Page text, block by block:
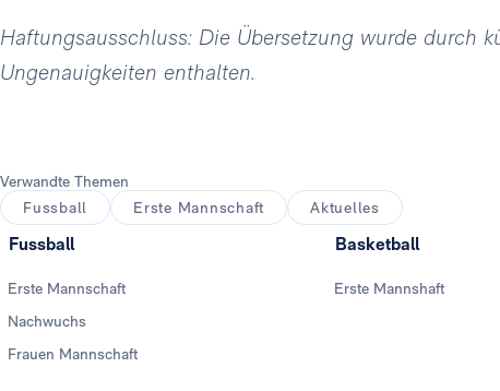
Haftungsausschluss: Die Übersetzung wurde durch
Ungenauigkeiten enthalten.
Verwandte Themen
Fussball
Erste Mannschaft Aktuelles
Fussball
Erste Mannschaft
Nachwuchs
Frauen Mannschaft
Basketball
Erste Mannshaft